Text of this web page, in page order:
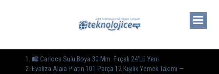
🛍️ Carioca Sulu Boya 30 Mm. Fırçalı 24’Lü Yeni
Evaliza Alaia Platin 101 Parça 12 Kişilik Yemek Takımı —